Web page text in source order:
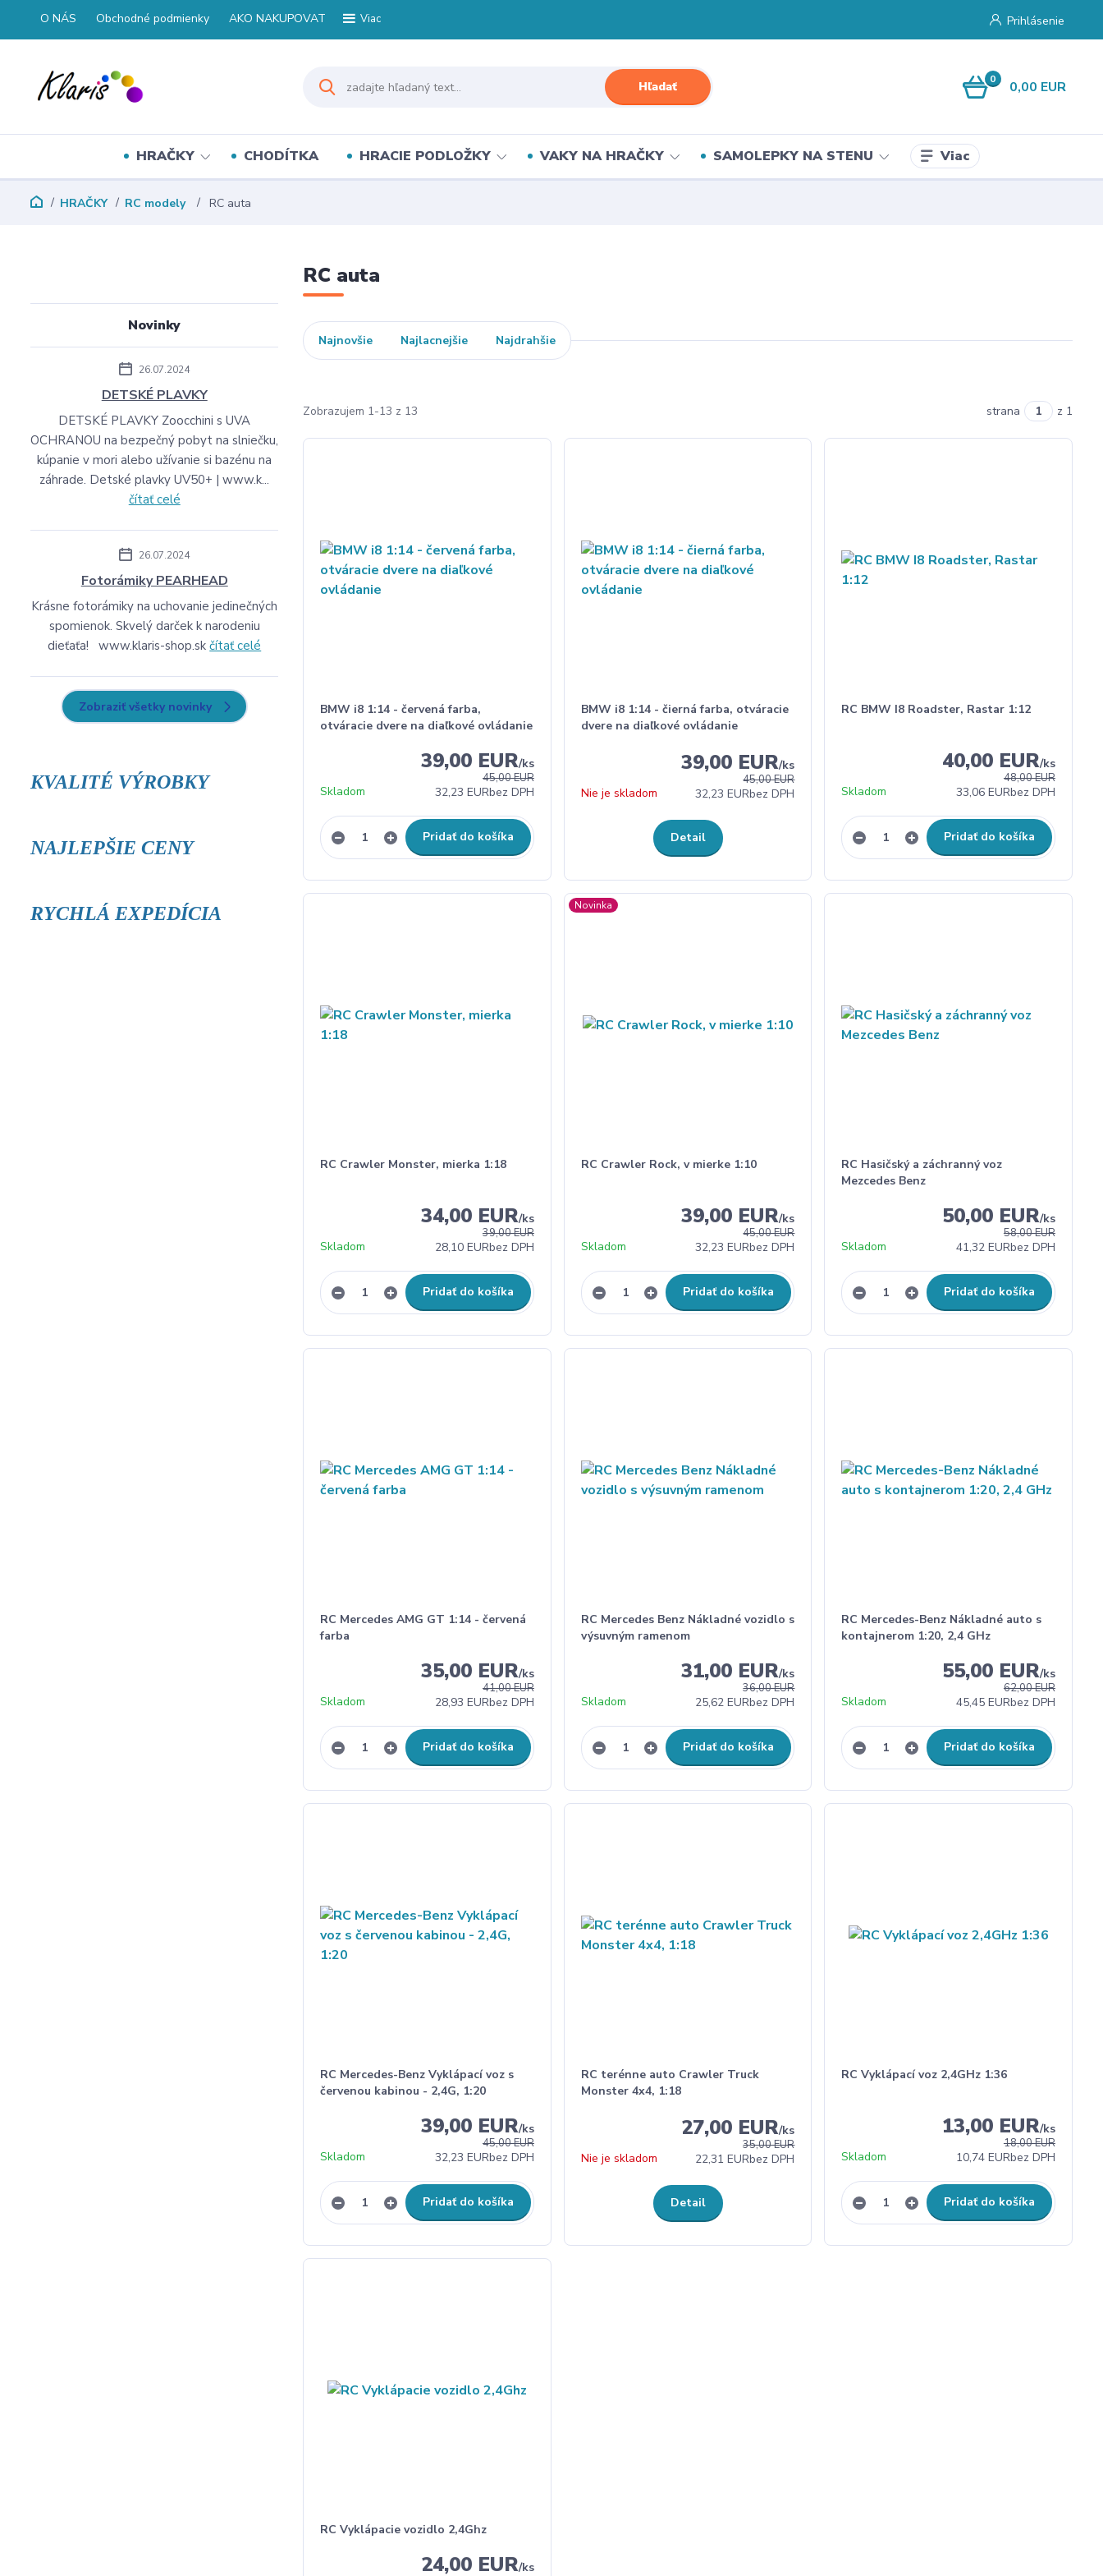
O NÁS Obchodné podmienky AKO NAKUPOVAT Viac Prihlásenie
Hľadať 0 0,00 EUR
HRAČKY CHODÍTKA HRACIE PODLOŽKY VAKY NA HRAČKY SAMOLEPKY NA STENU Viac
HRAČKY RC modely RC auta
RC auta
Najnovšie Najlacnejšie Najdrahšie
Zobrazujem 1-13 z 13 strana z 1
BMW i8 1:14 - červená farba,
otváracie dvere na diaľkové ovládanie
45,00 EUR
39,00 EUR/ks
32,23 EURbez DPH
Skladom
Pridať do košíka
BMW i8 1:14 - čierná farba, otváracie
dvere na diaľkové ovládanie
45,00 EUR
39,00 EUR/ks
32,23 EURbez DPH
Nie je skladom
Detail
RC BMW I8 Roadster, Rastar 1:12
48,00 EUR
40,00 EUR/ks
33,06 EURbez DPH
Skladom
Pridať do košíka
RC Crawler Monster, mierka 1:18
39,00 EUR
34,00 EUR/ks
28,10 EURbez DPH
Skladom
Pridať do košíka
Novinka
RC Crawler Rock, v mierke 1:10
45,00 EUR
39,00 EUR/ks
32,23 EURbez DPH
Skladom
Pridať do košíka
RC Hasičský a záchranný voz
Mezcedes Benz
58,00 EUR
50,00 EUR/ks
41,32 EURbez DPH
Skladom
Pridať do košíka
RC Mercedes AMG GT 1:14 - červená
farba
41,00 EUR
35,00 EUR/ks
28,93 EURbez DPH
Skladom
Pridať do košíka
RC Mercedes Benz Nákladné vozidlo s
výsuvným ramenom
36,00 EUR
31,00 EUR/ks
25,62 EURbez DPH
Skladom
Pridať do košíka
RC Mercedes-Benz Nákladné auto s
kontajnerom 1:20, 2,4 GHz
62,00 EUR
55,00 EUR/ks
45,45 EURbez DPH
Skladom
Pridať do košíka
RC Mercedes-Benz Vyklápací voz s
červenou kabinou - 2,4G, 1:20
45,00 EUR
39,00 EUR/ks
32,23 EURbez DPH
Skladom
Pridať do košíka
RC terénne auto Crawler Truck
Monster 4x4, 1:18
35,00 EUR
27,00 EUR/ks
22,31 EURbez DPH
Nie je skladom
Detail
RC Vyklápací voz 2,4GHz 1:36
18,00 EUR
13,00 EUR/ks
10,74 EURbez DPH
Skladom
Pridať do košíka
RC Vyklápacie vozidlo 2,4Ghz
24,00 EUR/ks
Novinky
26.07.2024
DETSKÉ PLAVKY
DETSKÉ PLAVKY Zoocchini s UVA
OCHRANOU na bezpečný pobyt na slniečku,
kúpanie v mori alebo užívanie si bazénu na
záhrade. Detské plavky UV50+ | www.k...
čítať celé
26.07.2024
Fotorámiky PEARHEAD
Krásne fotorámiky na uchovanie jedinečných
spomienok. Skvelý darček k narodeniu
dieťaťa! www.klaris-shop.skčítať celé
Zobraziť všetky novinky
KVALITÉ VÝROBKY
NAJLEPŠIE CENY
RYCHLÁ EXPEDÍCIA